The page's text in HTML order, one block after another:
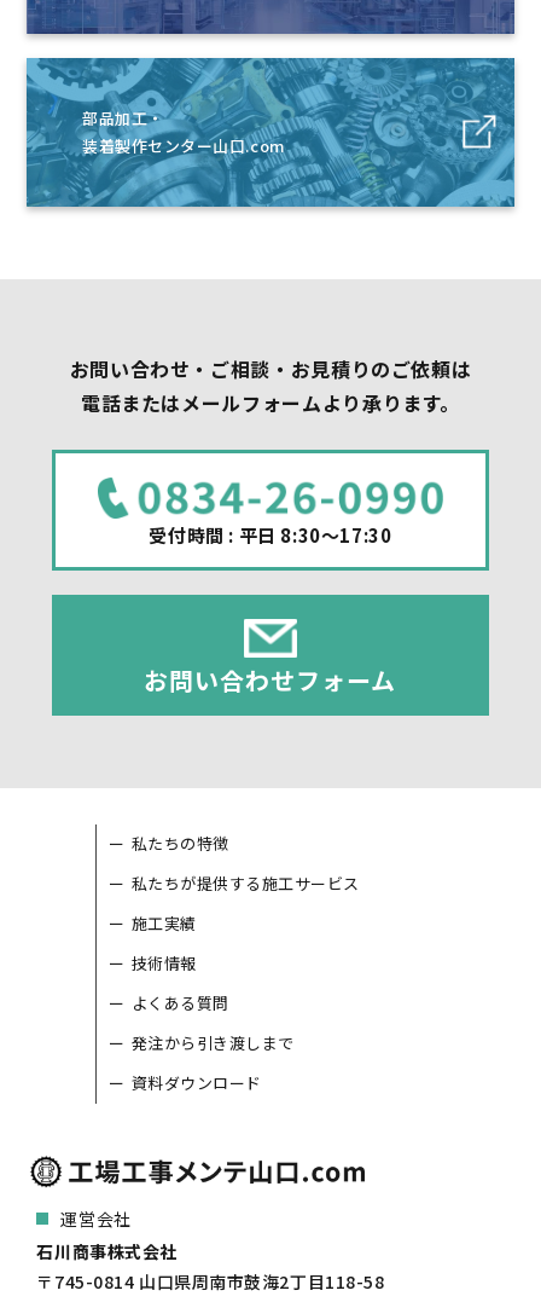
部品加工・
装着製作センター山口.com
お問い合わせ・ご相談・お見積りのご依頼は
電話またはメールフォームより承ります。
受付時間 : 平日 8:30～17:30
お問い合わせフォーム
運営会社
石川商事株式会社
〒745-0814 山口県周南市鼓海2丁目118-58
私たちの特徴
私たちが提供する施工サービス
施工実績
技術情報
よくある質問
発注から引き渡しまで
資料ダウンロード